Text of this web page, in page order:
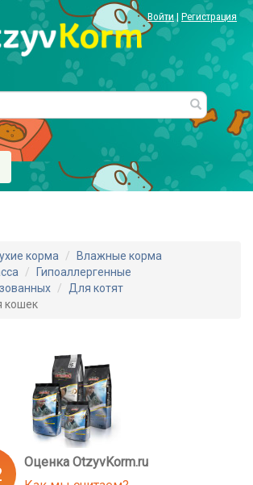
Войти| Регистрация
корма
Влажные корма
Гипоаллергенные
Для котят
кошек
Оценка OtzyvKorm.ru